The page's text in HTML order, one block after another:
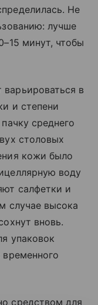
Не
лучше
минут, чтобы
в
и степени
среднего
столовых
кожи было
воду
салфетки и
случае высока
вновь.
упаковок
средством для